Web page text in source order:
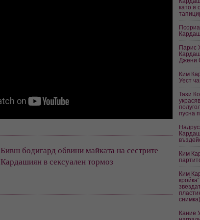
Бивш бодигард обвини майката на сестрите
Кардашиян в сексуален тормоз
като я
Парис
Джени
Ким
Уест
Тази
пусна
Ким
Ким
снимка)
Кание